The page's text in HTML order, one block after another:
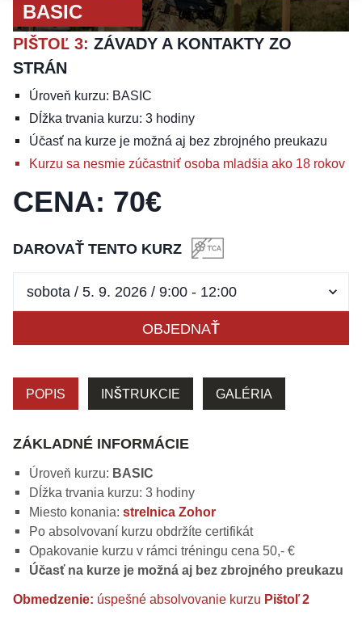
BASIC
PIŠTOĽ 3: ZÁVADY A KONTAKTY ZO
STRÁN
Úroveň kurzu: BASIC
Dĺžka trvania kurzu: 3 hodiny
Účasť na kurze je možná aj bez zbrojného preukazu
Kurzu sa nesmie zúčastniť osoba mladšia ako 18 rokov
CENA: 70€
DAROVAŤ TENTO KURZ
OBJEDNAŤ
POPIS INŠTRUKCIE GALÉRIA
ZÁKLADNÉ INFORMÁCIE
Úroveň kurzu: BASIC
Dĺžka trvania kurzu: 3 hodiny
Miesto konania: strelnica Zohor
Po absolvovaní kurzu obdržíte certifikát
Opakovanie kurzu v rámci tréningu cena 50,- €
Účasť na kurze je možná aj bez zbrojného preukazu
Obmedzenie: úspešné absolvovanie kurzu Pištoľ 2